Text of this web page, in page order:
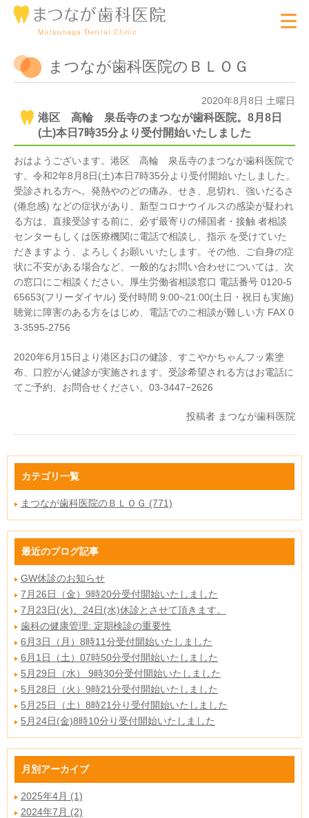
まつなが歯科医院のＢＬＯＧ
2020年8月8日 土曜日
港区 高輪 泉岳寺のまつなが歯科医院。8月8日
(土)本日7時35分より受付開始いたしました
おはようございます。港区 高輪 泉岳寺のまつなが歯科医院で
す。令和2年8月8日(土)本日7時35分より受付開始いたしました。
受診される方へ。発熱やのどの痛み、せき、息切れ、強いだるさ
(倦怠感) などの症状があり、新型コロナウイルスの感染が疑われ
る方は、直接受診する前に、必ず最寄りの帰国者・接触 者相談
センターもしくは医療機関に電話で相談し、指示 を受けていた
だきますよう、よろしくお願いいたします。その他、ご自身の症
状に不安がある場合など、一般的なお問い合わせについては、次
の窓口にご相談ください。厚生労働省相談窓口 電話番号 0120-5
65653(フリーダイヤル) 受付時間 9:00~21:00(土日・祝日も実施)
聴覚に障害のある方をはじめ、電話でのご相談が難しい方 FAX 0
3-3595-2756
2020年6月15日より港区お口の健診、すこやかちゃんフッ素塗
布、口腔がん健診が実施されます。受診希望される方はお電話に
てご予約、お問合せください。03-3447−2626
投稿者 まつなが歯科医院
カテゴリ一覧
まつなが歯科医院のＢＬＯＧ (771)
最近のブログ記事
GW休診のお知らせ
7月26日（金）9時20分受付開始いたしました
7月23日(火)、24日(水)休診とさせて頂きます。
歯科の健康管理: 定期検診の重要性
6月3日（月）8時11分受付開始いたしました
6月1日（土）07時50分受付開始いたしました
5月29日（水） 9時30分受付開始いたしました
5月28日（火）9時21分受付開始いたしました
5月25日（土）8時21分り受付開始いたしました
5月24日(金)8時10分り受付開始いたしました
月別アーカイブ
2025年4月 (1)
2024年7月 (2)